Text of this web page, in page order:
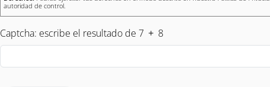
autoridad de control.
Captcha: escribe el resultado de 7 8